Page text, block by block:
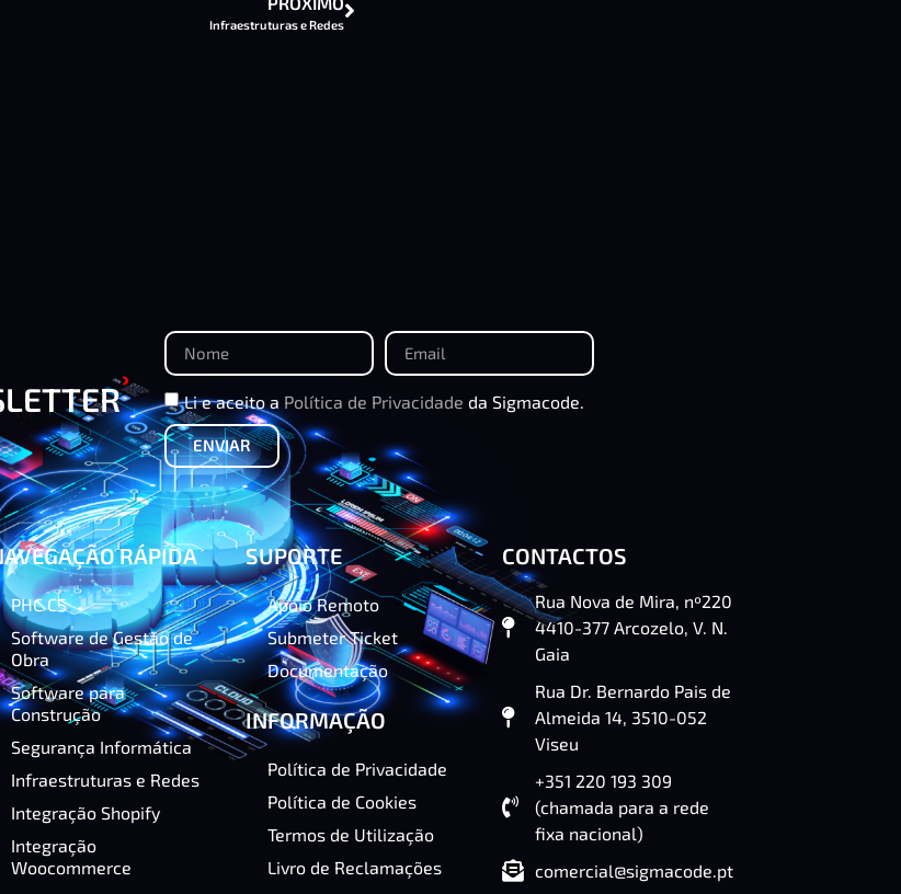
Infraestruturas e Redes
Li e aceito a Política de Privacidade da Sigmacode.
ENVIAR
RÁPIDA
PHC CS
Software de Gestão de
Obra
Software para
Construção
Segurança Informática
Infraestruturas e Redes
Integração Shopify
Integração
Woocommerce
SUPORTE
Apoio Remoto
Submeter Ticket
Documentação
INFORMAÇÃO
Política de Privacidade
Política de Cookies
Termos de Utilização
Livro de Reclamações
CONTACTOS
Rua Nova de Mira, nº220
4410-377 Arcozelo, V. N.
Gaia
Rua Dr. Bernardo Pais de
Almeida 14, 3510-052
Viseu
+351 220 193 309
(chamada para a rede
fixa nacional)
comercial@sigmacode.pt